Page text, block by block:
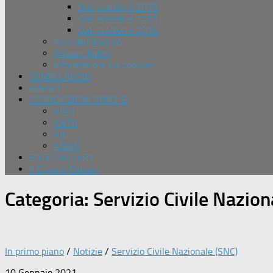
Dati statistici 2016
Dati statistici 2015
Dati statistici 2014
Inno dell’Avisino
Privacy Policy
Informazioni sui cookies
GEMELLAGGIO
EVENTI
ASSOCIAZIONI AMICHE
AIDO
ANTO
AIL
ADMO
FOTO GALLERY
Il Gruppo Giovani
Categoria: Servizio Civile
In primo piano / Notizie / Servizio Civile Nazionale (SNC)